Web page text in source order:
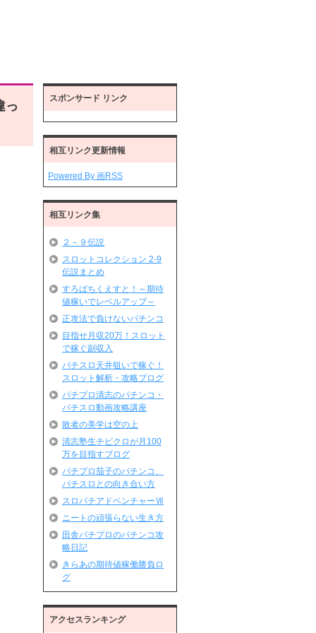
っ
スポンサード リンク
相互リンク更新情報
Powered By 画RSS
相互リンク集
２－９伝説
スロットコレクション 2-9
伝説まとめ
すろぱちくえすと！～期待
値稼いでレベルアップ～
正攻法で負けないパチンコ
目指せ月収20万！スロット
で稼ぐ副収入
パチスロ天井狙いで稼ぐ！
スロット解析・攻略ブログ
パチプロ清志のパチンコ・
パチスロ動画攻略講座
敗者の美学は空の上
清志塾生チビクロが月100
万を目指すブログ
パチプロ茄子のパチンコ、
パチスロとの向き合い方
スロパチアドベンチャーⅦ
ニートの頑張らない生き方
田舎パチプロのパチンコ攻
略日記
きらあの期待値稼働勝負ロ
グ
知識ゼロからの最速パチン
コ攻略
パチンコウォッチ
アクセスランキング